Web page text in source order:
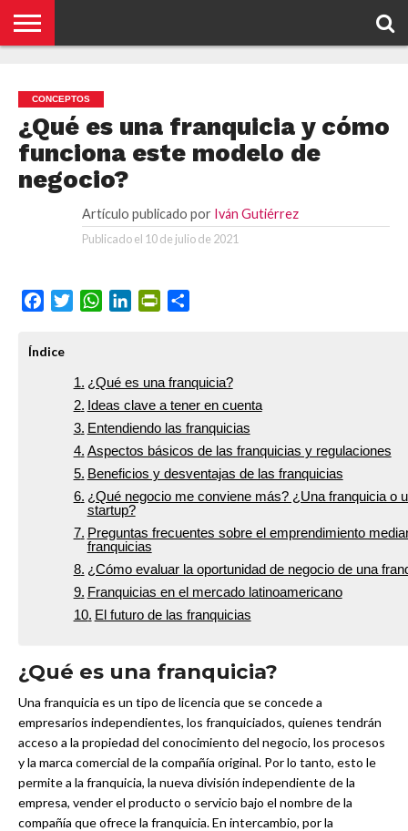
SE
TRATA
ESTE
BLOG?
FINANCIERO
PRIVACIDAD
DE IVÁN
GUTIÉRREZ
CONCEPTOS
¿Qué es una franquicia y cómo
funciona este modelo de
negocio?
Artículo publicado por Iván Gutiérrez
Publicado el 10 de julio de 2021
FacebookTwitterWhatsApp
LinkedInPrintFriendly
Índice
¿Qué es una franquicia?
Ideas clave a tener en cuenta
Entendiendo las franquicias
Aspectos básicos de las franquicias y regulaciones
Beneficios y desventajas de las franquicias
¿Qué negocio me conviene más? ¿Una franquicia o
startup?
Preguntas frecuentes sobre el emprendimiento
franquicias
¿Cómo evaluar la oportunidad de negocio de una
Franquicias en el mercado latinoamericano
El futuro de las franquicias
¿Qué es una franquicia?
Una franquicia es un tipo de licencia que se concede a
empresarios independientes, los franquiciados, quienes tendrán
acceso a la propiedad del conocimiento del negocio, los procesos
y la marca comercial de la compañía original. Por lo tanto, esto le
permite a la franquicia, la nueva división independiente de la
empresa, vender el producto o servicio bajo el nombre de la
compañía que ofrece la franquicia. En intercambio, por la